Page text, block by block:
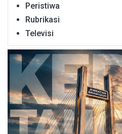
Peristiwa
Rubrikasi
Televisi